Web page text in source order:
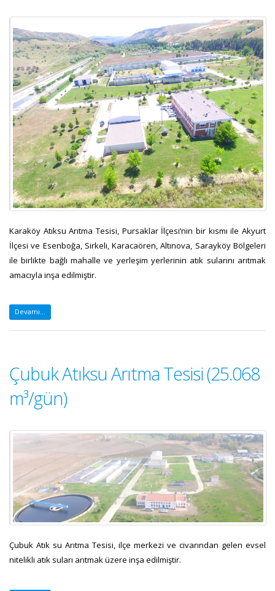
Karaköy Atıksu Arıtma Tesisi, Pursaklar İlçesi’nin bir kısmı ile Akyurt
İlçesi ve Esenboğa, Sirkeli, Karacaören, Altınova, Sarayköy Bölgeleri
ile birlikte bağlı mahalle ve yerleşim yerlerinin atık sularını arıtmak
amacıyla inşa edilmiştir.
Devamı...
Çubuk Atıksu Arıtma Tesisi (25.068
m³/gün)
Çubuk Atık su Arıtma Tesisi, ilçe merkezi ve civarından gelen evsel
nitelikli atık suları arıtmak üzere inşa edilmiştir.